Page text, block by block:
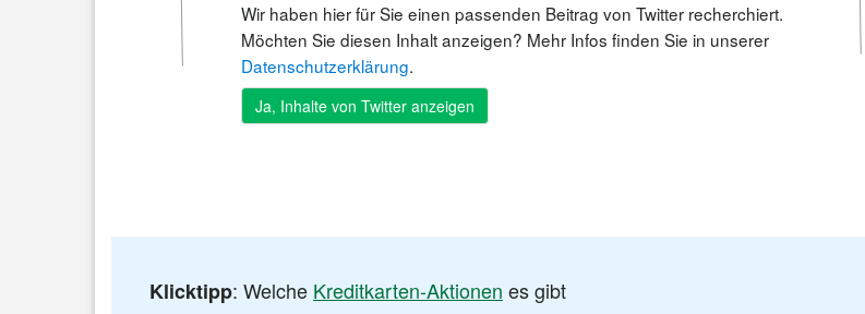
Wir haben hier für Sie einen passenden Beitrag von Twitter recherchiert.
Möchten Sie diesen Inhalt anzeigen? Mehr Infos finden Sie in unserer
Datenschutzerklärung.
Klicktipp: Welche Kreditkarten-Aktionen es gibt